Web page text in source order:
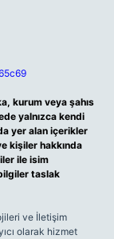
kurum veya şahıs
yalnızca kendi
yer alan içerikler
kişiler hakkında
ile isim
taslak
ve İletişim
olarak hizmet